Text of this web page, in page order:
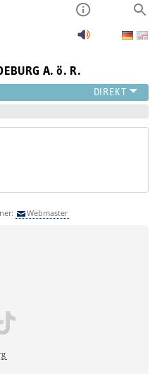
A. ö. R.
Webmaster